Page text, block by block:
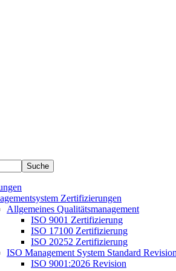
Suche
Zertifizierungen
Allgemeines Qualitätsmanagement
ISO 9001 Zertifizierung
ISO 17100 Zertifizierung
ISO 20252 Zertifizierung
ISO Management System Standard
ISO 9001:2026 Revision